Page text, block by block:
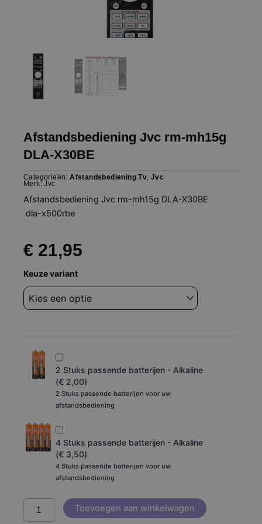
Afstandsbediening Jvc rm-mh15g
DLA-X30BE
Categorieën: Afstandsbediening Tv ,Jvc
Merk:Jvc
Afstandsbediening Jvc rm-mh15g DLA-X30BE
dla-x500rbe
€ 21,95
Keuze variant
2 Stuks passende batterijen - Alkaline
(€ 2,00)
2 Stuks passende batterijen voor uw
afstandsbediening
4 Stuks passende batterijen - Alkaline
(€ 3,50)
4 Stuks passende batterijen voor uw
afstandsbediening
Afstandsbediening
Jvc
rm-
mh15g
Toevoegen aan winkelwagen